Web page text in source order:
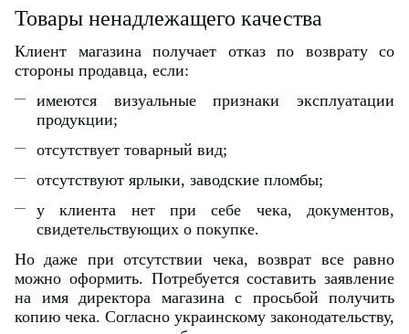
Товары ненадлежащего качества
Клиент магазина получает отказ по возврату со
стороны продавца, если:
имеются визуальные признаки эксплуатации
продукции;
отсутствует товарный вид;
отсутствуют ярлыки, заводские пломбы;
у клиента нет при себе чека, документов,
свидетельствующих о покупке.
Но даже при отсутствии чека, возврат все равно
можно оформить. Потребуется составить заявление
на имя директора магазина с просьбой получить
копию чека. Согласно украинскому законодательству,